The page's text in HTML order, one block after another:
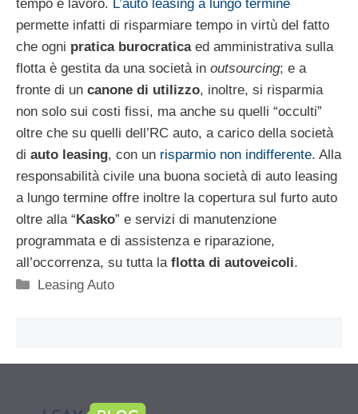
tempo e lavoro. L’auto leasing a lungo termine
permette infatti di risparmiare tempo in virtù del fatto
che ogni pratica burocraticaed amministrativa sulla
flotta è gestita da una società in outsourcing; e a
fronte di un canone di utilizzo, inoltre, si risparmia
non solo sui costi fissi, ma anche su quelli “occulti”
oltre che su quelli dell’RC auto, a carico della società
di auto leasing, con un risparmio non indifferente. Alla
responsabilità civile una buona società di auto leasing
a lungo termine offre inoltre la copertura sul furto auto
oltre alla “Kasko” e servizi di manutenzione
programmata e di assistenza e riparazione,
all’occorrenza, su tutta la flotta di autoveicoli.
Categorie
Leasing Auto